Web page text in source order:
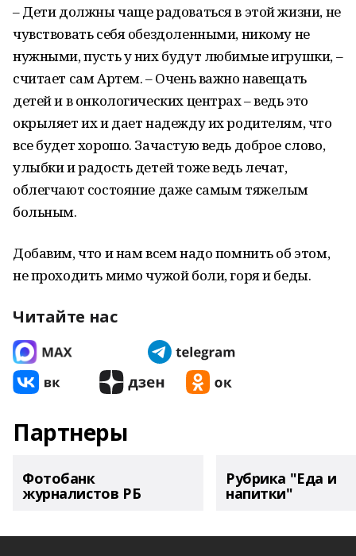
– Дети должны чаще радоваться в этой жизни, не
чувствовать себя обездоленными, никому не
нужными, пусть у них будут любимые игрушки, –
считает сам Артем. – Очень важно навещать
детей и в онкологических центрах – ведь это
окрыляет их и дает надежду их родителям, что
все будет хорошо. Зачастую ведь доброе слово,
улыбки и радость детей тоже ведь лечат,
облегчают состояние даже самым тяжелым
больным.
Добавим, что и нам всем надо помнить об этом,
не проходить мимо чужой боли, горя и беды.
Читайте нас
Партнеры
Фотобанк
журналистов РБ
Рубрика "Еда и
напитки"